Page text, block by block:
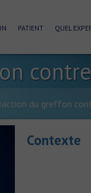
PATIENT QUEL
contre
du greffon
Contexte